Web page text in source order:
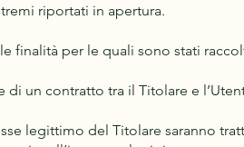
riportati in apertura.
finalità per le quali sono stati
un contratto tra il Titolare e
legittimo del Titolare saranno